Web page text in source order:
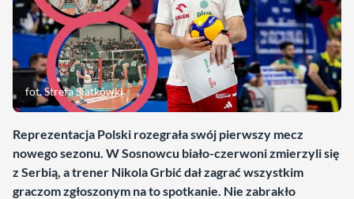
fot. Strefa Siatkówki
Reprezentacja Polski rozegrała swój pierwszy mecz
nowego sezonu. W Sosnowcu biało-czerwoni zmierzyli się
z Serbią, a trener Nikola Grbić dał zagrać wszystkim
graczom zgłoszonym na to spotkanie. Nie zabrakło